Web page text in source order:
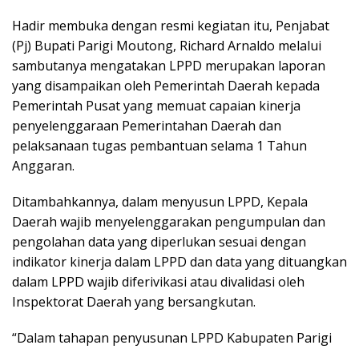
Hadir membuka dengan resmi kegiatan itu, Penjabat
(Pj) Bupati Parigi Moutong, Richard Arnaldo melalui
sambutanya mengatakan LPPD merupakan laporan
yang disampaikan oleh Pemerintah Daerah kepada
Pemerintah Pusat yang memuat capaian kinerja
penyelenggaraan Pemerintahan Daerah dan
pelaksanaan tugas pembantuan selama 1 Tahun
Anggaran.
Ditambahkannya, dalam menyusun LPPD, Kepala
Daerah wajib menyelenggarakan pengumpulan dan
pengolahan data yang diperlukan sesuai dengan
indikator kinerja dalam LPPD dan data yang dituangkan
dalam LPPD wajib diferivikasi atau divalidasi oleh
Inspektorat Daerah yang bersangkutan.
“Dalam tahapan penyusunan LPPD Kabupaten Parigi